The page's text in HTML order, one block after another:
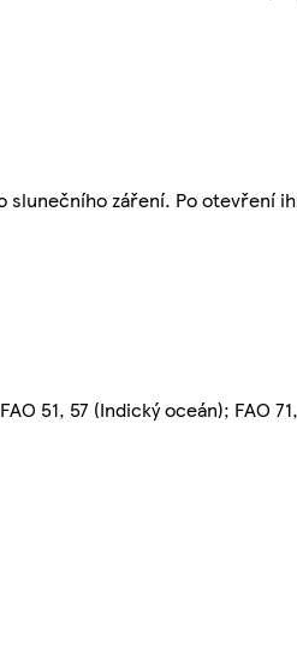
slunečního záření. Po otevření
51, 57 (Indický oceán); FAO